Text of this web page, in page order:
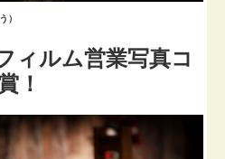
）
ィルム営業写真コ
！